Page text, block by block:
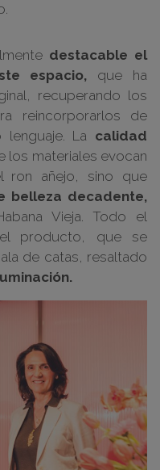
destacable el
espacio, que ha
recuperando los
reincorporarlos de
La calidad
los materiales evocan
ron añejo, sino que
belleza decadente,
Vieja. Todo el
producto, que se
de catas, resaltado